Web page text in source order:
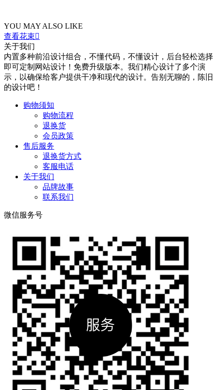
YOU MAY ALSO LIKE
查看花束
关于我们
内置多种前沿设计组合，不懂代码，不懂设计，后台轻松选择
即可定制网站设计！免费升级版本。我们精心设计了多个演
示，以确保给客户提供干净和现代的设计。告别无聊的，陈旧
的设计吧！
购物须知
购物流程
退换货
会员政策
售后服务
退换货方式
客服电话
关于我们
品牌故事
联系我们
微信服务号